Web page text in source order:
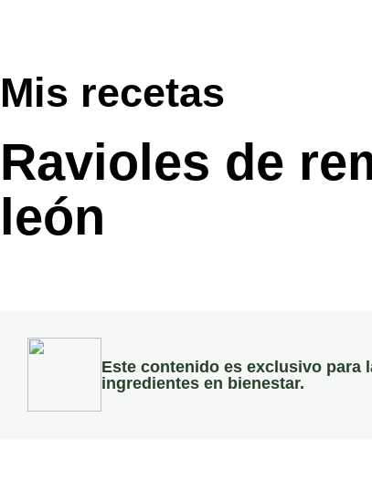
Mis recetas
Ravioles de
león
Este contenido es exclusivo para
ingredientes en bienestar.